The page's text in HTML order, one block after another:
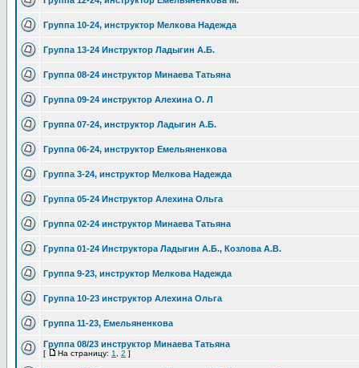
Группа 10-24, инструктор Мелкова Надежда
Группа 13-24 Инструктор Ладыгин А.Б.
Группа 08-24 инструктор Минаева Татьяна
Группа 09-24 инструктор Алехина О. Л
Группа 07-24, инструктор Ладыгин А.Б.
Группа 06-24, инструктор Емельяненкова
Группа 3-24, инструктор Мелкова Надежда
Группа 05-24 Инструктор Алехина Ольга
Группа 02-24 инструктор Минаева Татьяна
Группа 01-24 Инструктора Ладыгин А.Б., Козлова А.В.
Группа 9-23, инструктор Мелкова Надежда
Группа 10-23 инструктор Алехина Ольга
Группа 11-23, Емельяненкова
Группа 08/23 инструктор Минаева Татьяна
[ На страницу: 1 2 ]